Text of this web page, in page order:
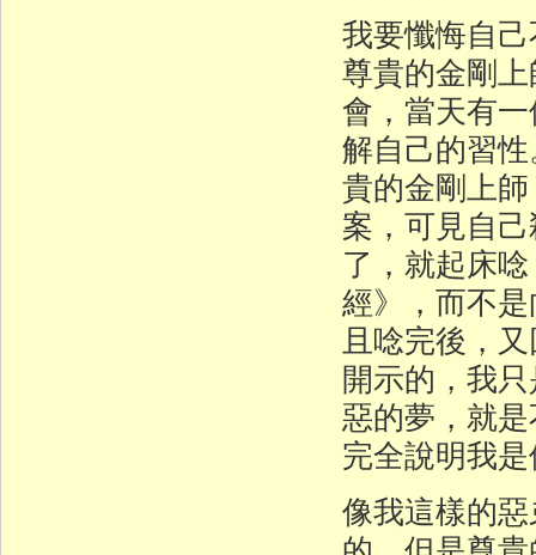
我要懺悔自
尊貴的金剛
會，當天有
解自己的習
貴的金剛上
案，可見自
了，就起床
經》，而不
且唸完後，
開示的，我
惡的夢，就
完全說明我
像我這樣的